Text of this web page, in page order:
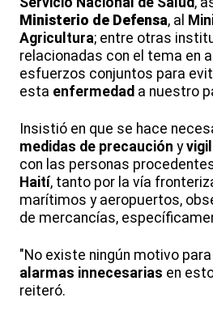
Ministerio de Defensa, al
Agricultura; entre otras
relacionadas con el tema en
esfuerzos conjuntos para
esta enfermedad a nuestro
Insistió en que se hace
medidas de precaución y
con las personas
Haití, tanto por la vía
marítimos y aeropuertos,
de mercancías,
"No existe ningún motivo
alarmas innecesarias en
reiteró.